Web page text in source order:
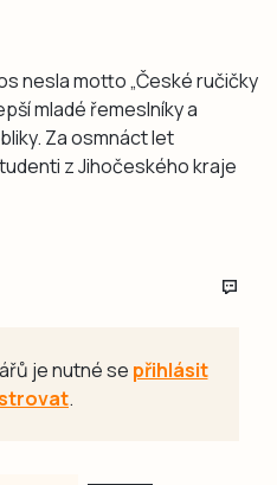
nesla motto „České ručičky
mladé řemeslníky a
Za osmnáct let
z Jihočeského kraje
je nutné se přihlásit
.